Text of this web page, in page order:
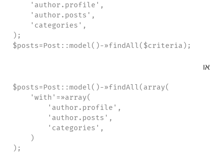
    'author.profile',
    'author.posts',
    'categories',
);
$posts=Post::model()-»findAll($criteria);
או
$posts=Post::model()-»findAll(array(
    'with'=»array(
        'author.profile',
        'author.posts',
        'categories',
    )
);